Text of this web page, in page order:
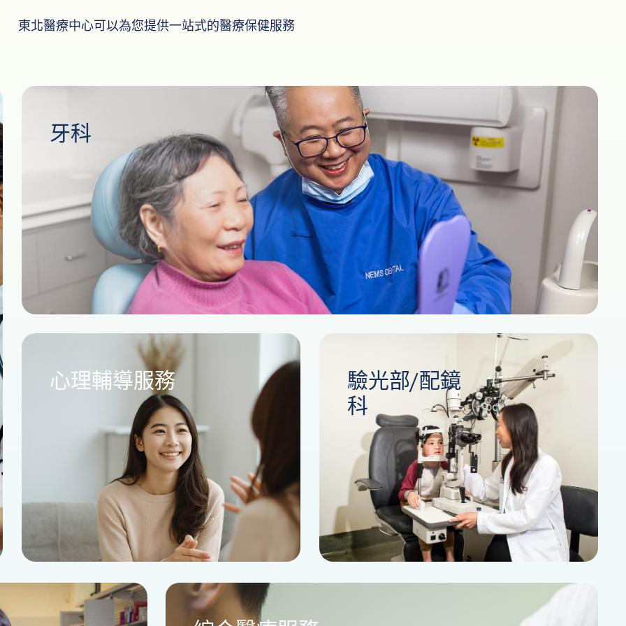
東北醫療中心可以為您提供一站式的醫療保健服務
牙科
心理輔導服務
驗光部/配鏡
科